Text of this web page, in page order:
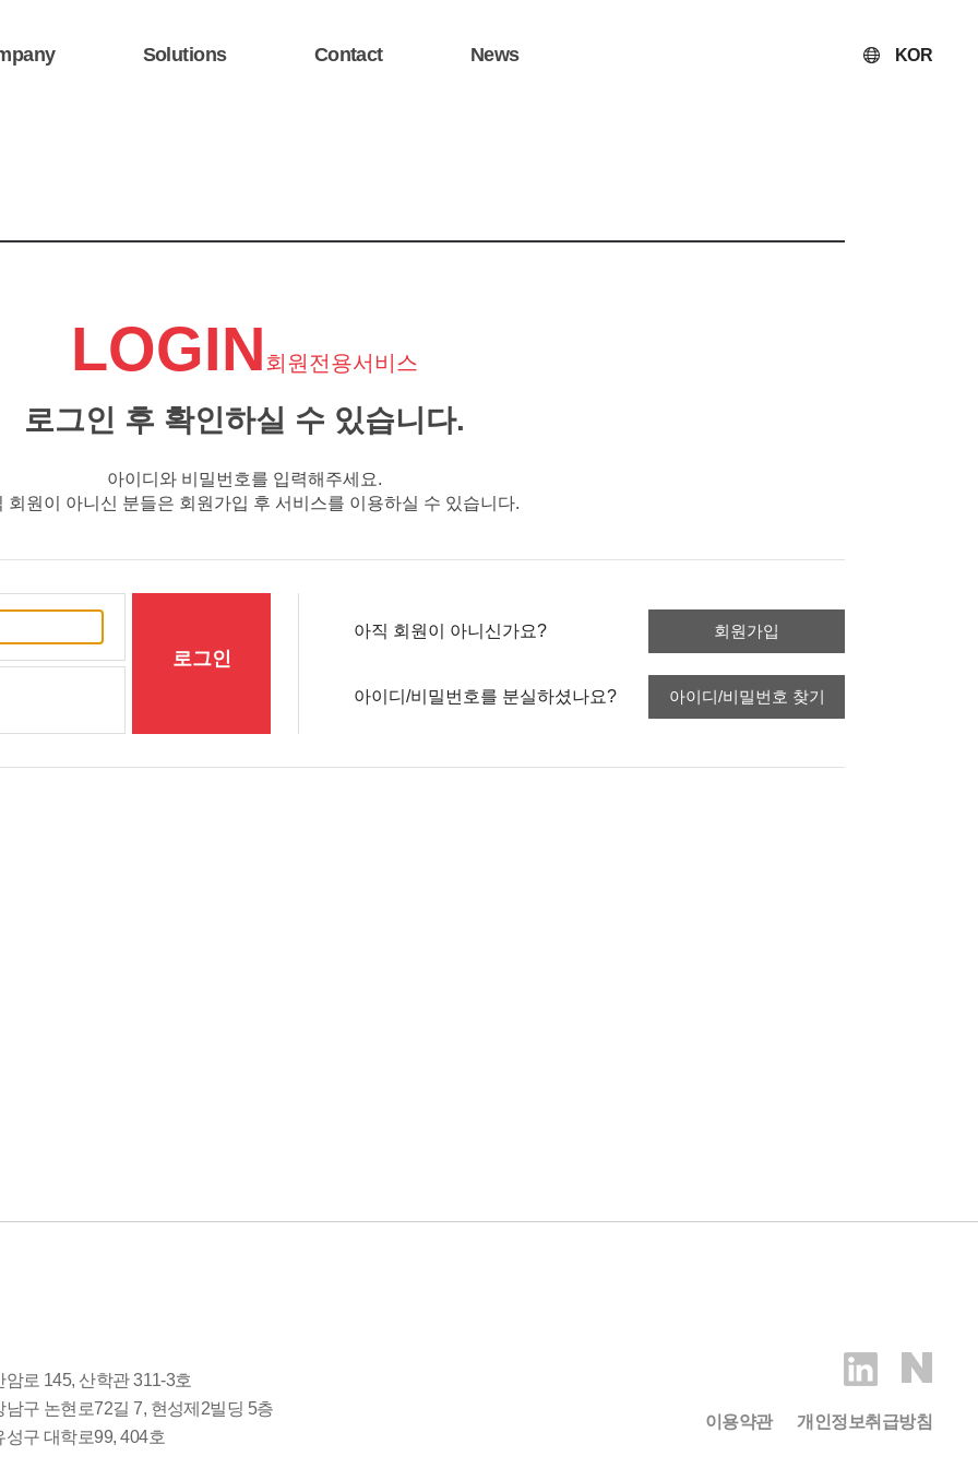
Solutions Contact News KOR
LOGIN회원전용서비스
로그인 후 확인하실 수 있습니다.
아이디와 비밀번호를 입력해주세요.
회원이 아니신 분들은 회원가입 후 서비스를 이용하실 수 있습니다.
로그인
아직 회원이 아니신가요? 회원가입
아이디/비밀번호를 분실하셨나요? 아이디/비밀번호 찾기
로 145, 산학관 311-3호
구 논현로72길 7, 현성제2빌딩 5층
구 대학로99, 404호
이용약관 개인정보취급방침